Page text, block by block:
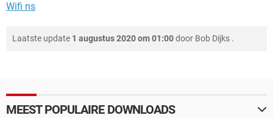
Wifi ns
Laatste update 1 augustus 2020 om 01:00door Bob Dijks .
MEEST POPULAIRE DOWNLOADS